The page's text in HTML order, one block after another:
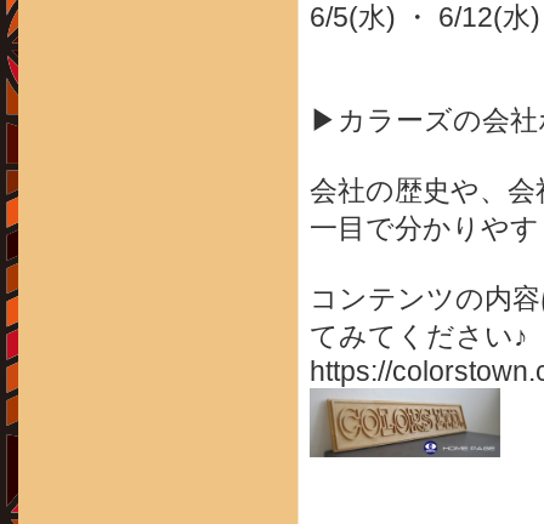
6/5(水) ・ 6/12(水
▶カラーズの会
会社の歴史や、
一目で分かりや
コンテンツの内
てみてください♪
https://